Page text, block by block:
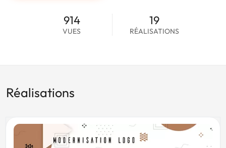
914
VUES
19
RÉALISATIONS
Réalisations